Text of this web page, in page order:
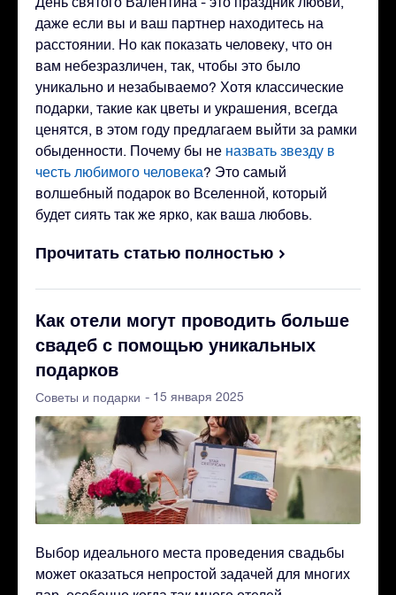
даже если вы и ваш партнер находитесь на
расстоянии. Но как показать человеку, что он
вам небезразличен, так, чтобы это было
уникально и незабываемо? Хотя классические
подарки, такие как цветы и украшения, всегда
ценятся, в этом году предлагаем выйти за рамки
обыденности. Почему бы не назвать звезду в
честь любимого человека? Это самый
волшебный подарок во Вселенной, который
будет сиять так же ярко, как ваша любовь.
Прочитать статью полностью
Как отели могут проводить больше
свадеб с помощью уникальных
подарков
Советы и подарки - 15 января 2025
Выбор идеального места проведения свадьбы
может оказаться непростой задачей для многих